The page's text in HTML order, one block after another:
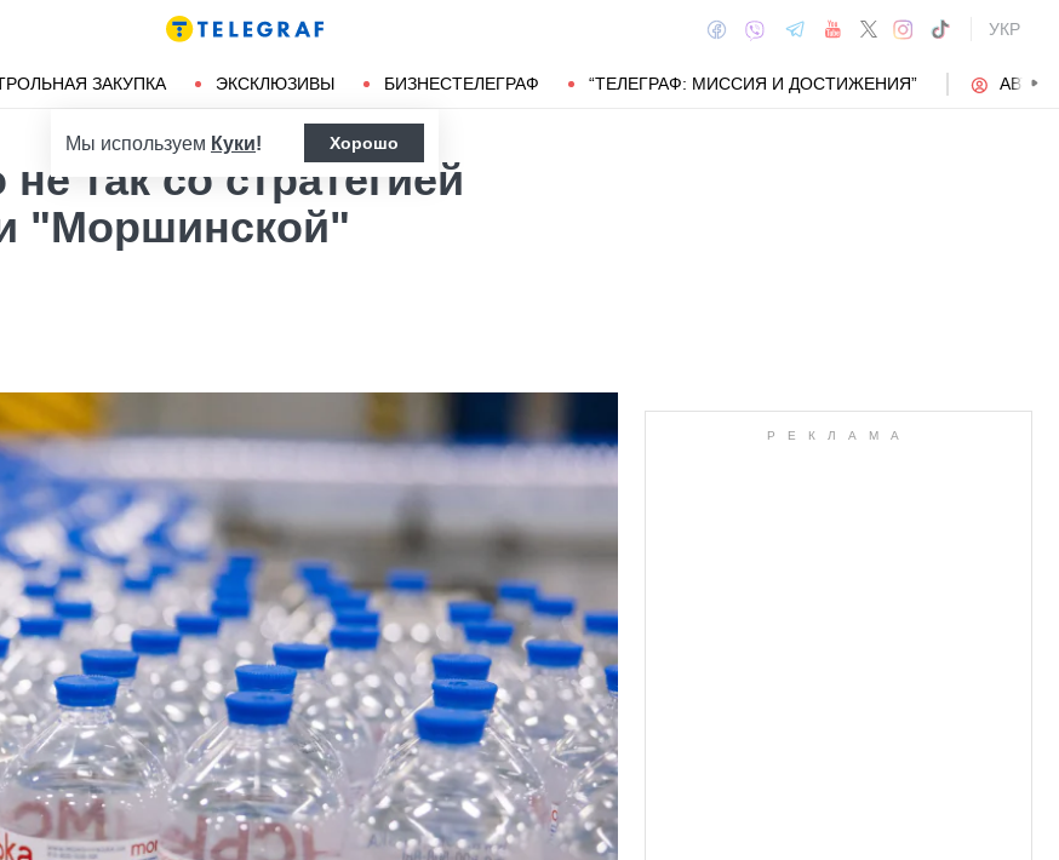
УКР
ЗАКУПКА ЭКСКЛЮЗИВЫ БИЗНЕСТЕЛЕГРАФ “ТЕЛЕГРАФ: МИССИЯ И ДОСТИЖЕНИЯ”
Мы используем Куки! Хорошо
так со стратегией
"Моршинской"